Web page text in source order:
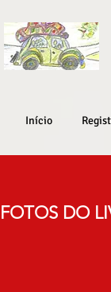
Início
FOTOS DO